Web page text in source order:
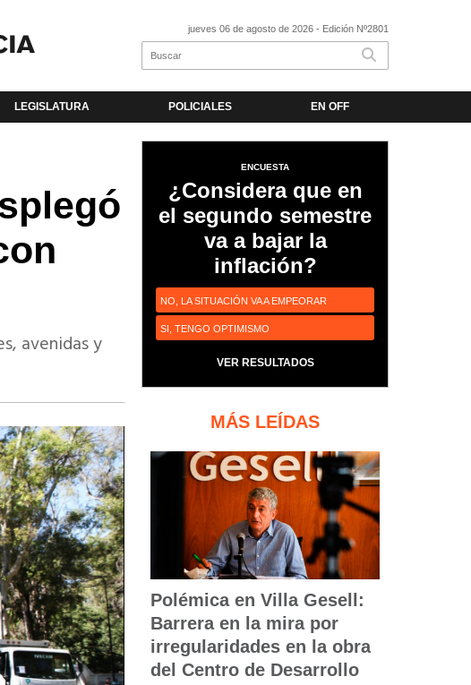
jueves 06 de agosto de 2026 - Edición Nº2801
LEGISLATURA POLICIALES EN OFF
avenidas y
ENCUESTA
¿Considera que en
el segundo semestre
va a bajar la
inflación?
NO, LA SITUACIÓN VA A EMPEORAR
SI, TENGO OPTIMISMO
VER RESULTADOS
MÁS LEÍDAS
Polémica en Villa Gesell:
Barrera en la mira por
irregularidades en la obra
del Centro de Desarrollo